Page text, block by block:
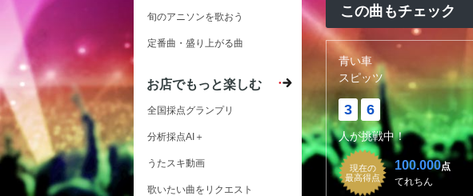
この曲もチェック
青い車
スピッツ
3 6
人が挑戦中！
現在の
最高得点
100.000点
てれちん
旬のアニソンを歌おう
定番曲・盛り上がる曲
お店でもっと楽しむ
全国採点グランプリ
分析採点AI＋
うたスキ動画
歌いたい曲をリクエスト